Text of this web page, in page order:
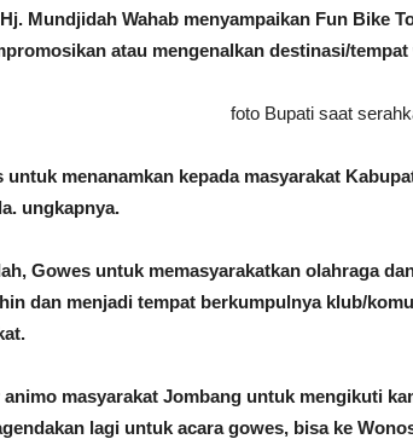
Mundjidah Wahab menyampaikan Fun Bike
atau mengenalkan destinasi/
foto Bupati saat
untuk menanamkan kepada masyarakat
ungkapnya.
Gowes untuk memasyarakatkan olahraga
dan menjadi tempat berkumpulnya klub/
masyarakat Jombang untuk mengikuti
lagi untuk acara gowes, bisa ke